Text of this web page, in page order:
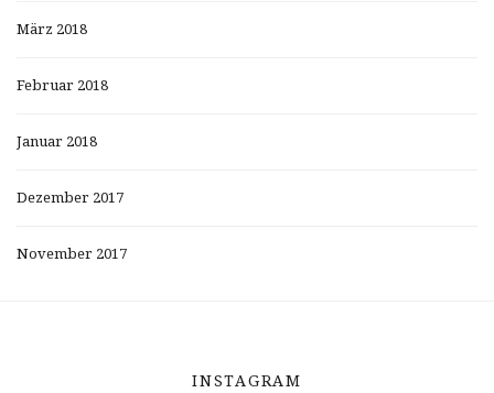
März 2018
Februar 2018
Januar 2018
Dezember 2017
November 2017
INSTAGRAM